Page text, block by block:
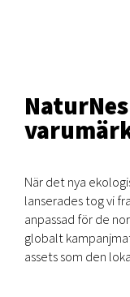
NaturNes
När det nya
lanserades tog vi
anpassad för de
globalt
assets som den